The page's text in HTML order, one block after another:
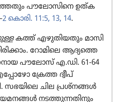
പൗലോ​സി​നെ ഉത്‌ക​
2 കൊരി. 11:5, 13, 14.
കത്ത്‌ എഴുതി​യ​തും മാസി​
റോമി​ലെ ആദ്യത്തെ
പൗലോസ്‌ എ.ഡി. 61-64
ക്രേത്ത ദ്വീപ്‌
സഭയിലെ ചില പ്രശ്‌നങ്ങൾ
നടത്തു​ന്ന​തി​നും